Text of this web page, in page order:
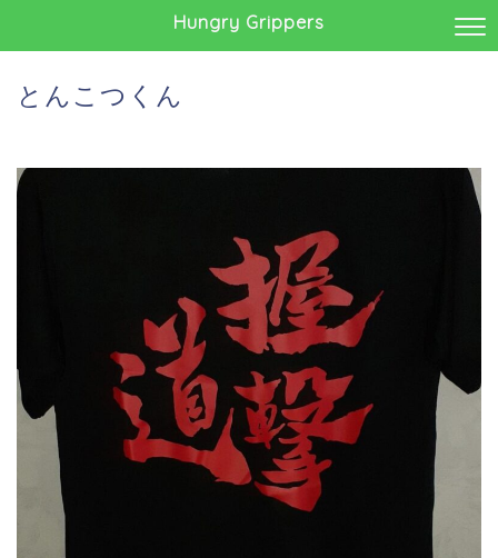
Hungry Grippers
とんこつくん